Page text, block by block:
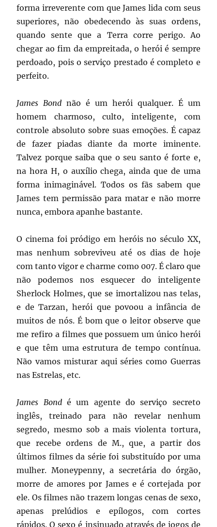
forma irreverente com que James lida com seus
superiores, não obedecendo às suas ordens,
quando sente que a Terra corre perigo. Ao
chegar ao fim da empreitada, o herói é sempre
perdoado, pois o serviço prestado é completo e
perfeito.
James Bond não é um herói qualquer. É um
homem charmoso, culto, inteligente, com
controle absoluto sobre suas emoções. É capaz
de fazer piadas diante da morte iminente.
Talvez porque saiba que o seu santo é forte e,
na hora H, o auxílio chega, ainda que de uma
forma inimaginável. Todos os fãs sabem que
James tem permissão para matar e não morre
nunca, embora apanhe bastante.
O cinema foi pródigo em heróis no século XX,
mas nenhum sobreviveu até os dias de hoje
com tanto vigor e charme como 007. É claro que
não podemos nos esquecer do inteligente
Sherlock Holmes, que se imortalizou nas telas,
e de Tarzan, herói que povoou a infância de
muitos de nós. É bom que o leitor observe que
me refiro a filmes que possuem um único herói
e que têm uma estrutura de tempo contínua.
Não vamos misturar aqui séries como Guerras
nas Estrelas, etc.
James Bondé um agente do serviço secreto
inglês, treinado para não revelar nenhum
segredo, mesmo sob a mais violenta tortura,
que recebe ordens de M., que, a partir dos
últimos filmes da série foi substituído por uma
mulher. Moneypenny, a secretária do órgão,
morre de amores por James e é cortejada por
ele. Os filmes não trazem longas cenas de sexo,
apenas prelúdios e epílogos, com cortes
rápidos. O sexo é insinuado através de jogos de